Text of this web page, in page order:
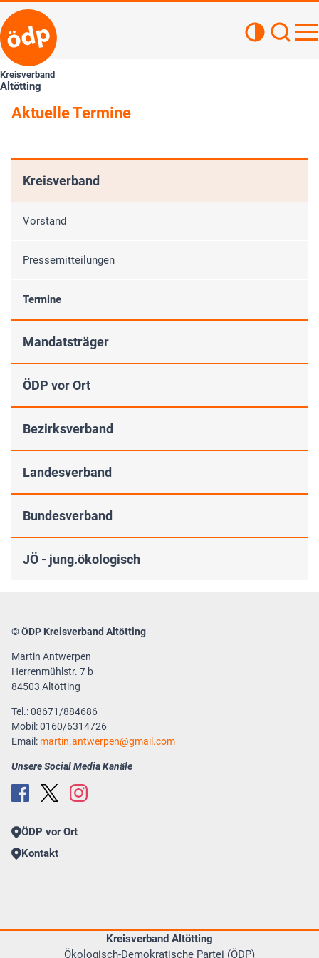
Kreisverband
Altötting
Aktuelle Termine
Kreisverband
Vorstand
Pressemitteilungen
Termine
Mandatsträger
ÖDP vor Ort
Bezirksverband
Landesverband
Bundesverband
JÖ - jung.ökologisch
© ÖDP Kreisverband Altötting
Martin Antwerpen
Herrenmühlstr. 7 b
84503 Altötting
Tel.: 08671/884686
Mobil: 0160/6314726
Email: martin.antwerpen gmail.com
Unsere Social Media Kanäle
ÖDP vor Ort
Kontakt
Kreisverband Altötting
Ökologisch-Demokratische Partei (ÖDP)